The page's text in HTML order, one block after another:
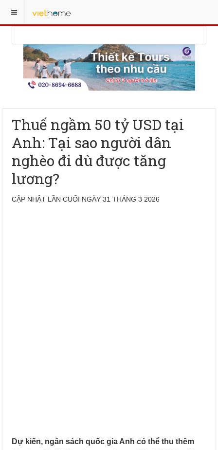
Thuế ngầm 50 tỷ USD tại
Anh: Tại sao người dân
nghèo đi dù được tăng
lương?
CẬP NHẬT LẦN CUỐI NGÀY 31 THÁNG 3 2026
Dự kiến, ngân sách quốc gia Anh có thể thu thêm